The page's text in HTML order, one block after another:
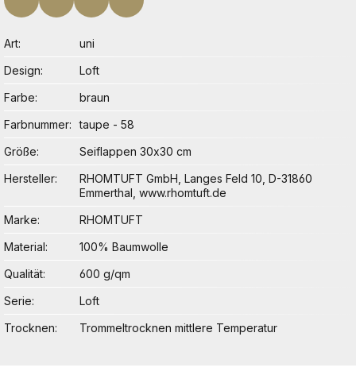
Art
uni
Design
Loft
Farbe
braun
Farbnummer
taupe - 58
Größe
Seiflappen 30x30 cm
Hersteller
RHOMTUFT GmbH, Langes Feld 10, D-31860
Emmerthal, www.rhomtuft.de
Marke
RHOMTUFT
Material
100% Baumwolle
Qualität
600 g/qm
Serie
Loft
Trocknen
Trommeltrocknen mittlere Temperatur